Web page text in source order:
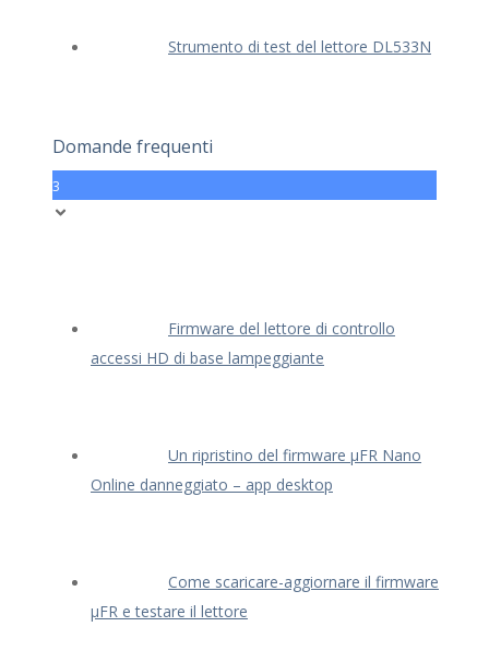
Strumento di test del lettore DL533N
Domande frequenti
3
Firmware del lettore di controllo
accessi HD di base lampeggiante
Un ripristino del firmware μFR Nano
Online danneggiato – app desktop
Come scaricare-aggiornare il firmware
μFR e testare il lettore